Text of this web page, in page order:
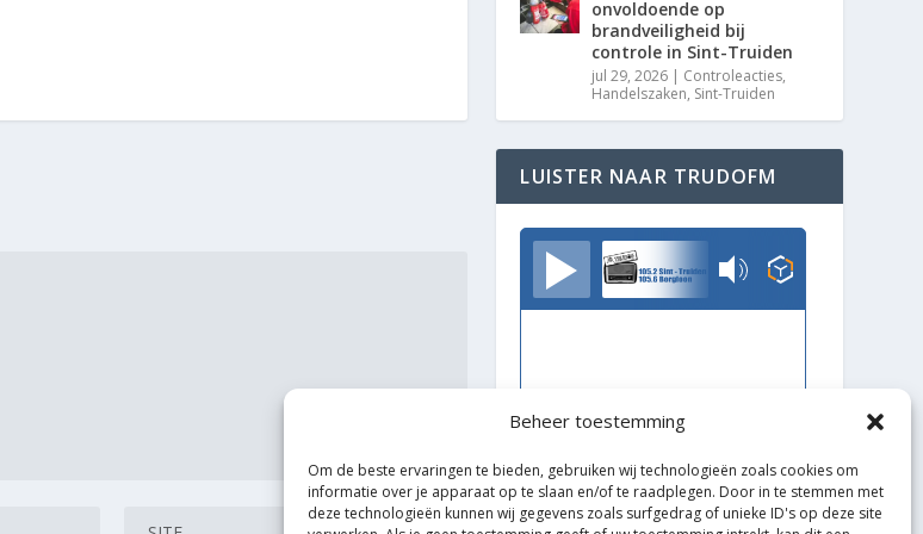
Beheer toestemming
Om de beste ervaringen te bieden, gebruiken wij technologieën zoals cookies om
informatie over je apparaat op te slaan en/of te raadplegen. Door in te stemmen met
deze technologieën kunnen wij gegevens zoals surfgedrag of unieke ID's op deze site
onvoldoende op
brandveiligheid bij
controle in Sint-Truiden
jul 29, 2026 | Controleacties,
Handelszaken, Sint-Truiden
LUISTER NAAR TRUDOFM
TrudoFM